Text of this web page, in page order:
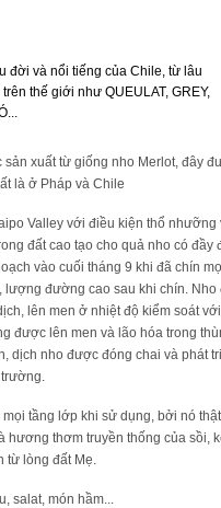
RẺ
đời và nổi tiếng của Chile, từ lâu
thế giới như QUEULAT, GREY,
sản xuất từ giống nho Merlot, đây
là ở Pháp và Chile
Valley với điều kiện thổ nhưỡng
đất cao tạo cho quả nho có đầy
vào cuối tháng 9 khi đã chín
đường cao sau khi chín. Nho
lên men ở nhiệt độ kiểm soát
được lên men và lão hóa trong
dịch nho được đóng chai và phát
tầng lớp khi sử dụng, bởi nó
hương thơm truyền thống của sồi,
lòng đất Mẹ.
salat, món hầm...